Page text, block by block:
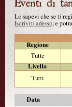
Lo sapevi che se ti
Iscriviti adesso, e
Regione
Tutte
Livello
Tutti
Data